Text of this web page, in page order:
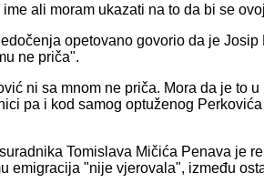
ali moram ukazati na to da bi se
opetovano govorio da je
ne priča".
ni sa mnom ne priča. Mora da je to
pa i kod samog optuženog
Tomislava Mičića Penava je
emigracija "nije vjerovala", između